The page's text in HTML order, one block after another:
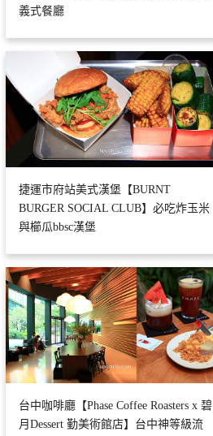
義式餐廳
捷運市府站美式漢堡【BURNT
BURGER SOCIAL CLUB】必吃炸玉米
與櫛瓜bbsc漢堡
台中咖啡廳【Phase Coffee Roasters x 碧
月Dessert 勤美術館店】台中神等級流